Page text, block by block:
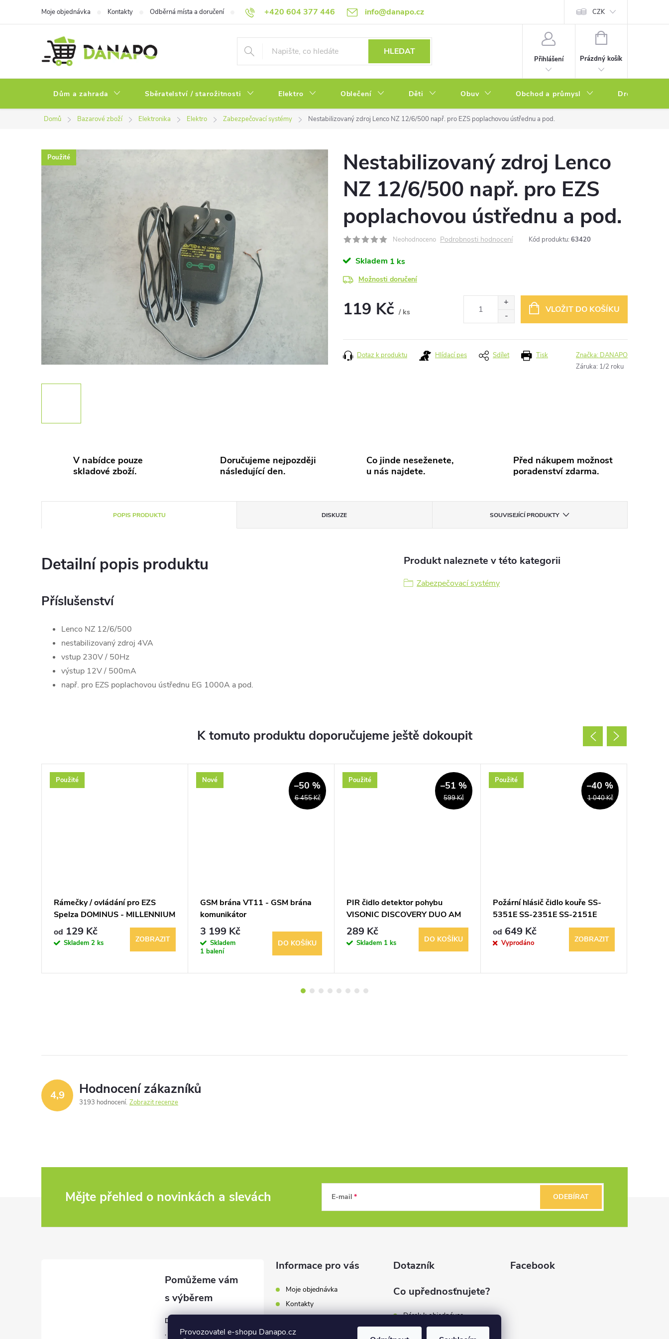
Provozovatel e-shopu Danapo.cz
+420 604 377 446 info@danapo.cz
Moje objednávka Kontakty Odběrná místa a doručení Hodnocení obchodu Obchodní podmínky Reklamace a výměna zboží Podmínky ochrany osobních údajů Soubory cookies
CZK
HLEDAT
Přihlášení
NÁKUPNÍ
Prázdný košík
Dům a zahrada Sběratelství / starožitnosti Elektro Oblečení Děti Obuv Obchod a průmysl Drogerie
Domů Bazarové zboží Elektronika Elektro Zabezpečovací systémy Nestabilizovaný zdroj Lenco NZ 12/6/500 např. pro EZS poplachovou ústřednu a pod.
Použité
Nestabilizovaný zdroj Lenco
NZ 12/6/500 např. pro EZS
poplachovou ústřednu a pod.
Neohodnoceno Podrobnosti hodnocení Kód produktu: 63420
Skladem 1 ks
Možnosti doručení
119 Kč / ks
VLOŽIT DO KOŠÍKU
Tisk
Dotaz k produktu Hlídací pes Sdílet Značka: DANAPO
Záruka: 1/2 roku
V nabídce pouze
skladové zboží.
Doručujeme nejpozději
následující den.
Co jinde neseženete,
u nás najdete.
Před nákupem možnost
poradenství zdarma.
POPIS PRODUKTU DISKUZE SOUVISEJÍCÍ PRODUKTY
Detailní popis produktu
Příslušenství
Lenco NZ 12/6/500
nestabilizovaný zdroj 4VA
vstup 230V / 50Hz
výstup 12V / 500mA
např. pro EZS poplachovou ústřednu EG 1000A a pod.
Produkt naleznete v této kategorii
Zabezpečovací systémy
K tomuto produktu doporučujeme ještě dokoupit
Použité
Rámečky / ovládání pro EZS
Spelza DOMINUS - MILLENNIUM
od 129 Kč
Skladem 2 ks ZOBRAZIT
Nové
6 455 Kč
–50 %
GSM brána VT11 - GSM brána
komunikátor
3 199 Kč
Skladem
1 balení
DO KOŠÍKU
Použité
599 Kč
–51 %
PIR čidlo detektor pohybu
VISONIC DISCOVERY DUO AM
289 Kč
Skladem 1 ks DO KOŠÍKU
Použité
1 040 Kč
–40 %
Požární hlásič čidlo kouře SS-
5351E SS-2351E SS-2151E
(System Sensor, IT)
od 649 Kč
Vyprodáno ZOBRAZIT
4,9 Hodnocení zákazníků
3193 hodnocení Zobrazit recenze
Mějte přehled o novinkách a slevách E-mail ODEBÍRAT
David Černý
Informace pro vás
Moje objednávka
Kontakty
Hodnocení obchodu
Dotazník
Co upřednosťnujete?
Dárek k objednávce
Facebook